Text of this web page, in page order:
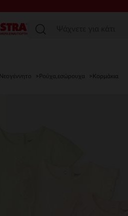
Νεογέννητο Ρούχα,εσώρουχα Κορμάκια